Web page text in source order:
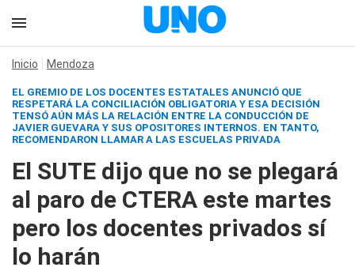
Inicio Mendoza
EL GREMIO DE LOS DOCENTES ESTATALES ANUNCIÓ QUE
RESPETARÁ LA CONCILIACIÓN OBLIGATORIA Y ESA DECISIÓN
TENSÓ AÚN MÁS LA RELACIÓN ENTRE LA CONDUCCIÓN DE
JAVIER GUEVARA Y SUS OPOSITORES INTERNOS. EN TANTO,
RECOMENDARON LLAMAR A LAS ESCUELAS PRIVADA
El SUTE dijo que no se plegará
al paro de CTERA este martes
pero los docentes privados sí
lo harán